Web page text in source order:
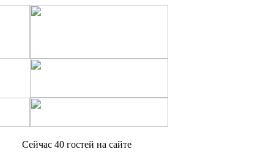
Сейчас 40 гостей на сайте